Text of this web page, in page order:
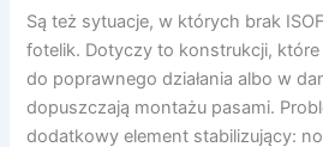
Są też sytuacje, w których brak
fotelik. Dotyczy to konstrukcji,
do poprawnego działania albo w
dopuszczają montażu pasami.
dodatkowy element stabilizujący: